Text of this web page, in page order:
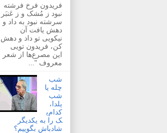
فریدون فرخ فرشته
نبود ز مُشک و ز عَنبَر
سرشته نبود به داد و
دهش یافت آن
نیکویی تو داد و دهش
کن، فریدون تویی
این مصرع‌ها از شعر
معروف "...
شب
چله یا
شب
یلدا،
کدام‌ی
ک را به یکدیگر
شادباش بگوییم؟